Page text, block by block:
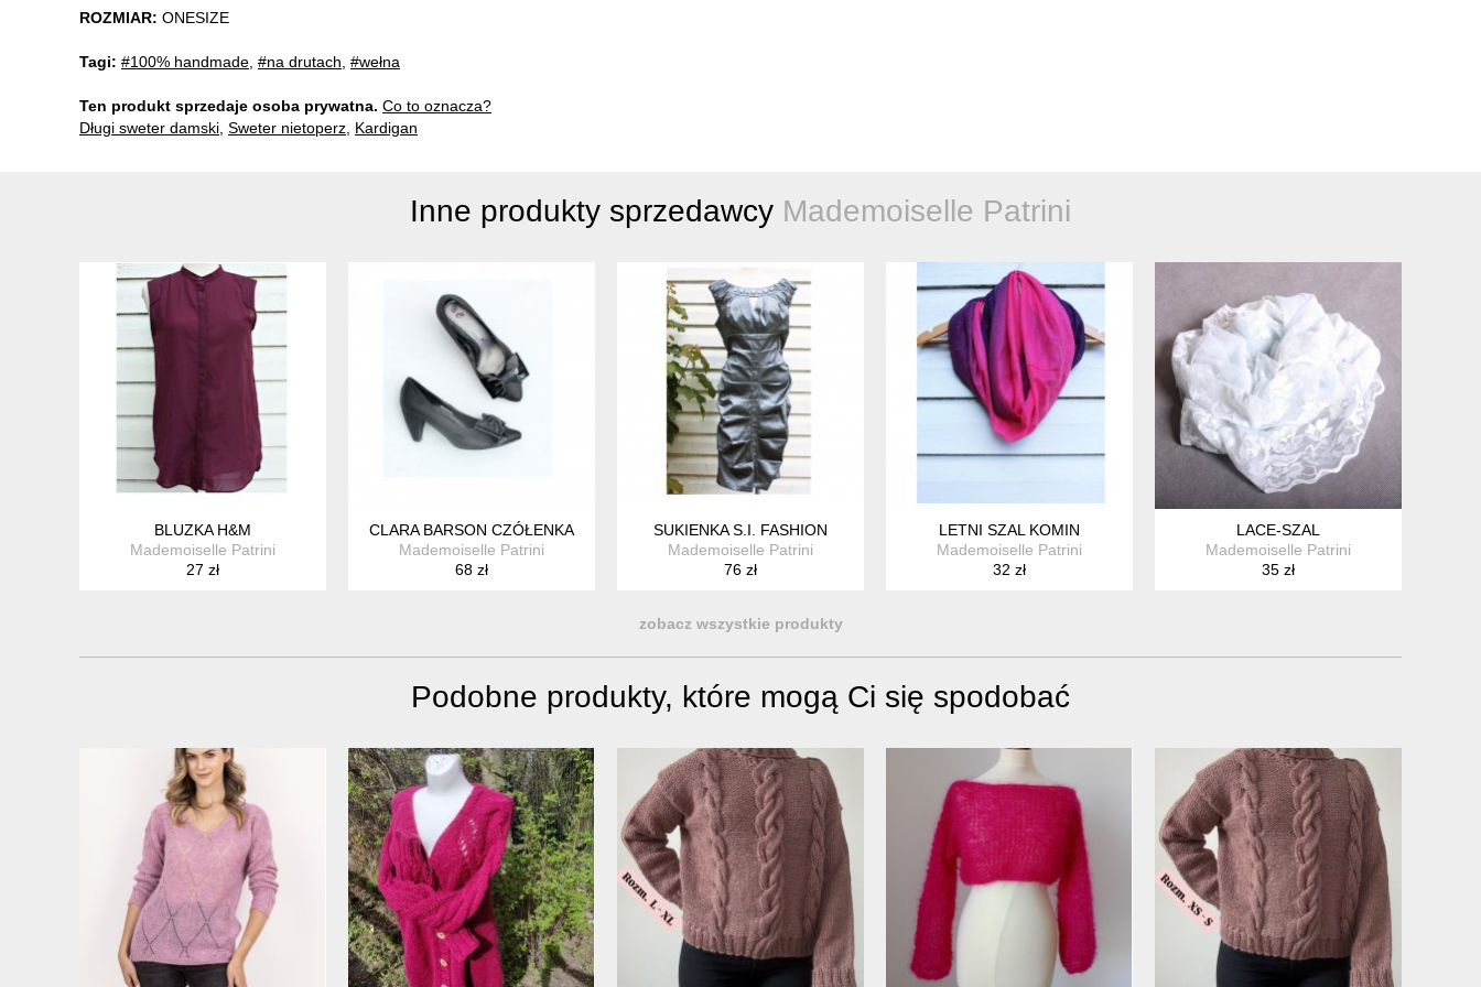
ROZMIAR: ONESIZE
Tagi: #100% handmade #na drutach #wełna
Ten produkt sprzedaje osoba prywatna. Co to oznacza?
Długi sweter damski Sweter nietoperz Kardigan
Inne produkty sprzedawcy Mademoiselle Patrini
BLUZKA H&M
Mademoiselle Patrini
27 zł
CLARA BARSON CZÓŁENKA
Mademoiselle Patrini
68 zł
SUKIENKA S.I. FASHION
Mademoiselle Patrini
76 zł
LETNI SZAL KOMIN
Mademoiselle Patrini
32 zł
LACE-SZAL
Mademoiselle Patrini
35 zł
zobacz wszystkie produkty
Podobne produkty, które mogą Ci się spodobać